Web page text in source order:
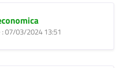
07/03/2024 13:51